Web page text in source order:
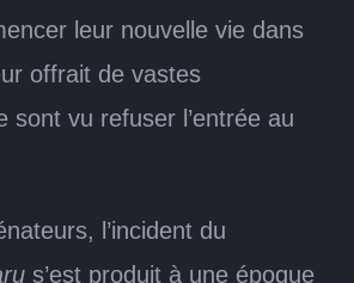
leur nouvelle vie dans
offrait de vastes
sont vu refuser l’entrée au
l’incident du
s’est produit à une époque